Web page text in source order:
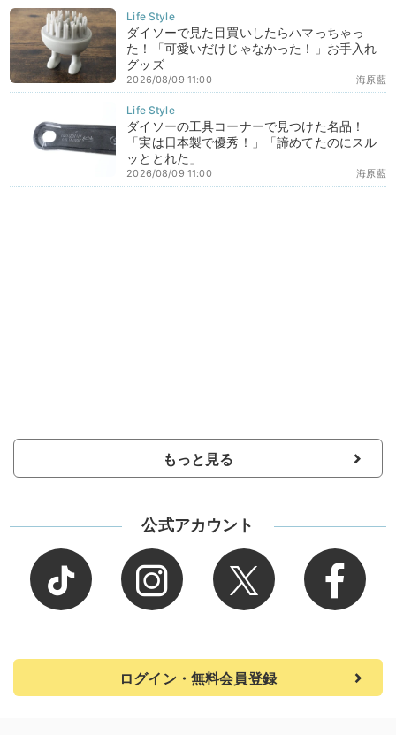
ダイソーで見た目買いしたらハマっちゃっ
た！「可愛いだけじゃなかった！」お手入れ
グッズ
海原藍
2026/08/09 11:00
ダイソーの工具コーナーで見つけた名品！
「実は日本製で優秀！」「諦めてたのにスル
ッととれた」
海原藍
2026/08/09 11:00
もっと見る
公式アカウント
ログイン・無料会員登録